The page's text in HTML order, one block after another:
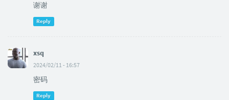
谢谢
Reply
xsq
2024/02/11 - 16:57
密码
Reply